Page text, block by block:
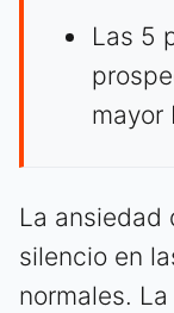
Las 5
mayor
La ansiedad
silencio en
normales.